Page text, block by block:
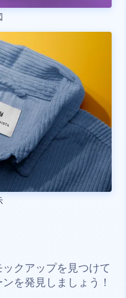
クアップを見つけて
を発見しましょう！